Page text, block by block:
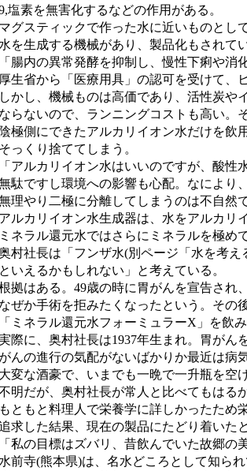
素を無害化するなどの作用がある。
スティックで作った水に近いものとし
生成する機械があり、製品化もされて
内の異常発酵を抑制し、慢性下痢や消
省から「医療用具」の認可を受けて、
し、機械ものは高価であり、活性炭や
ないので、ランニングコストも高い。
側にできたアルカリイオン水だけを飲
くり捨ててしまう。
ルカリイオン水はいいのですが、酸性
ですし環境への影響も心配。なにより
やり二極に分離してしまうのは不自然
カリイオン水生成器は、水をアルカリ
ラル還元水ではさらにミネラルを極め
社長は「フンザ水(別ページ「水を考え
えるかもしれない」と考えている。
はある。49歳の時に胃がんを宣告され
か手術を拒みたくなったという。その
ネラル還元水フォーミュラーX」を飲み
に、奥村社長は1937年生まれ。胃がん
の進行の気配がないばかりか最近は病
な酒豪で、いまでも一晩で一升瓶を空
だが、奥村社長が常人と比べてもはる
もと料理人で栄養学に詳しかったため
した結果、現在の製品にたどり着いた
の目標はズバリ、昔飲んでいた故郷の
寺(熊本県)は、名水どころとして知られ